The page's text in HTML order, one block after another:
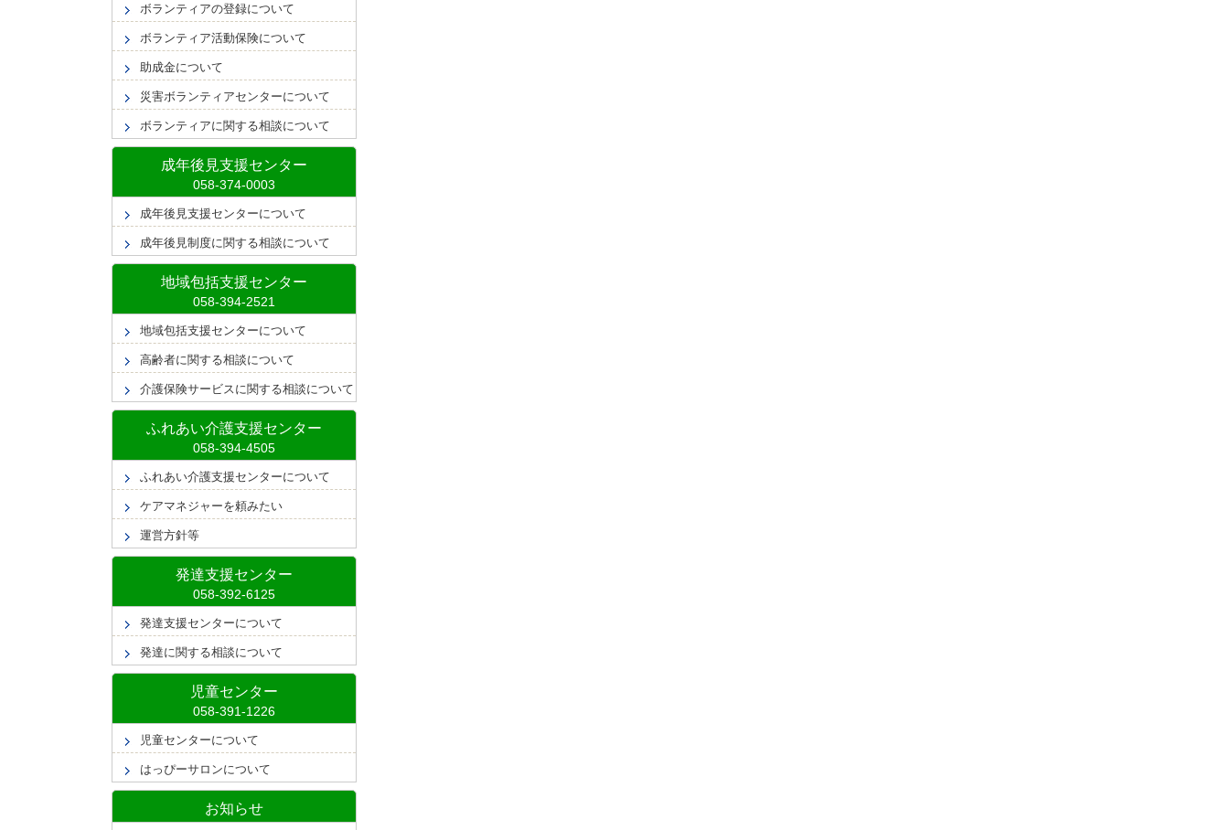
ボランティアの登録について
ボランティア活動保険について
助成金について
災害ボランティアセンターについて
ボランティアに関する相談について
成年後見支援センター
成年後見支援センターについて
成年後見制度に関する相談について
地域包括支援センター
地域包括支援センターについて
高齢者に関する相談について
介護保険サービスに関する相談について
ふれあい介護支援センター
ふれあい介護支援センターについて
ケアマネジャーを頼みたい
運営方針等
発達支援センター
発達支援センターについて
発達に関する相談について
児童センター
児童センターについて
はっぴーサロンについて
お知らせ